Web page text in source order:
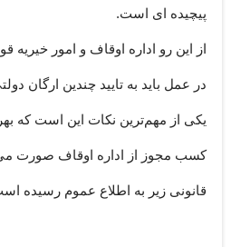
پیچیده ای است.
از این رو اداره اوقاف و امور خیریه
در عمل باید به تایید چندین ارگان
یکی از مهم‌ترین نکات این است که
کسب مجوز از اداره اوقاف صورت
قانونی زیر به اطلاع عموم رسیده